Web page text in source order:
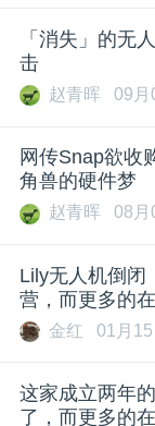
「消失」的无
击
赵青晖 09月
网传Snap欲收
角兽的硬件梦
赵青晖 08月
Lily无人机倒闭
营，而更多的
金红 01月
这家成立两年
了，而更多的